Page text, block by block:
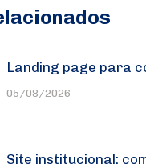
Landing page para
05/08/2026
Site institucional: